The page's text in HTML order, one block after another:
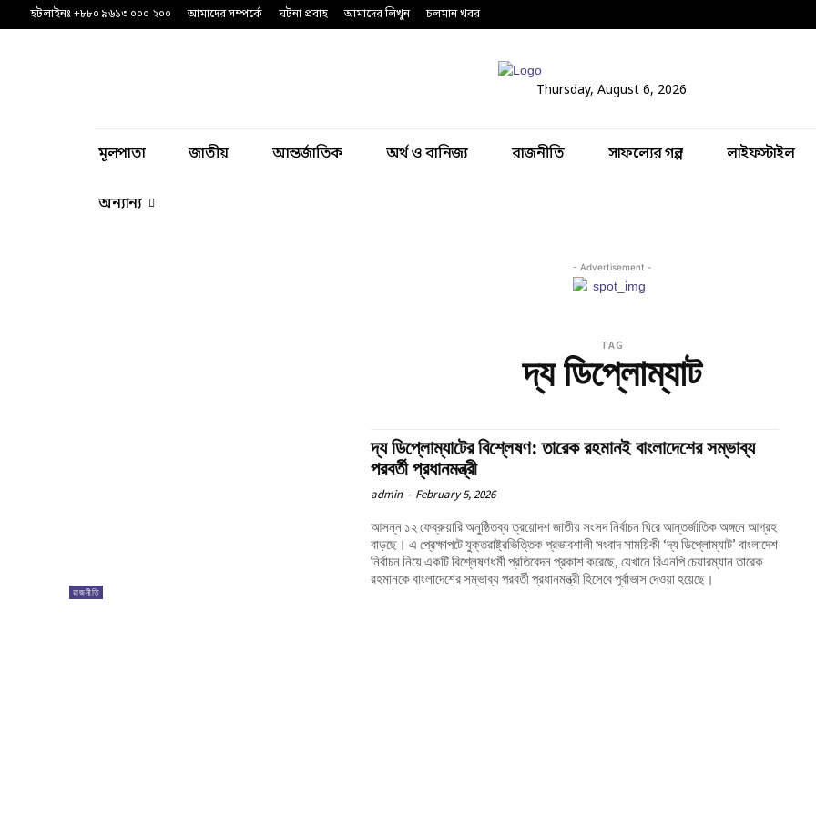
হটলাইনঃ +৮৮০ ৯৬১৩ ০০০ ২০০ আমাদের সম্পর্কে ঘটনা প্রবাহ আমাদের লিখুন চলমান খবর
Thursday, August 6, 2026
মূলপাতা জাতীয় আন্তর্জাতিক অর্থ ও বানিজ্য রাজনীতি সাফল্যের গল্প লাইফস্টাইল
অন্যান্য
- Advertisement -
TAG
দ্য ডিপ্লোম্যাট
রাজনীতি
দ্য ডিপ্লোম্যাটের বিশ্লেষণ: তারেক রহমানই বাংলাদেশের সম্ভাব্য
পরবর্তী প্রধানমন্ত্রী
admin - February 5, 2026
আসন্ন ১২ ফেব্রুয়ারি অনুষ্ঠিতব্য ত্রয়োদশ জাতীয় সংসদ নির্বাচন ঘিরে আন্তর্জাতিক অঙ্গনে আগ্রহ
বাড়ছে। এ প্রেক্ষাপটে যুক্তরাষ্ট্রভিত্তিক প্রভাবশালী সংবাদ সাময়িকী ‘দ্য ডিপ্লোম্যাট’ বাংলাদেশ
নির্বাচন নিয়ে একটি বিশ্লেষণধর্মী প্রতিবেদন প্রকাশ করেছে, যেখানে বিএনপি চেয়ারম্যান তারেক
রহমানকে বাংলাদেশের সম্ভাব্য পরবর্তী প্রধানমন্ত্রী হিসেবে পূর্বাভাস দেওয়া হয়েছে।